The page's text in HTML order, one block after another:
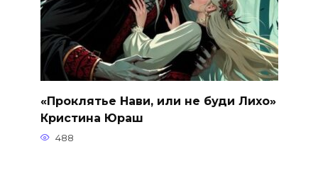
«Проклятье Нави, или не буди Лихо»
Кристина Юраш
488